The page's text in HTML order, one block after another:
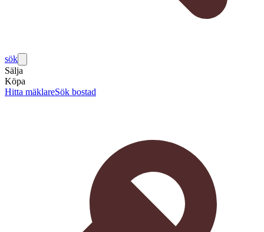
sök
Sälja
Köpa
Hitta mäklareSök bostad